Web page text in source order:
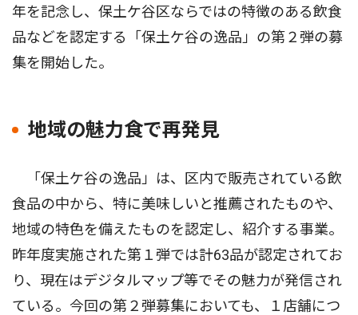
年を記念し、保土ケ谷区ならではの特徴のある飲食
品などを認定する「保土ケ谷の逸品」の第２弾の募
集を開始した。
地域の魅力食で再発見
「保土ケ谷の逸品」は、区内で販売されている飲
食品の中から、特に美味しいと推薦されたものや、
地域の特色を備えたものを認定し、紹介する事業。
昨年度実施された第１弾では計63品が認定されてお
り、現在はデジタルマップ等でその魅力が発信され
ている。今回の第２弾募集においても、１店舗につ